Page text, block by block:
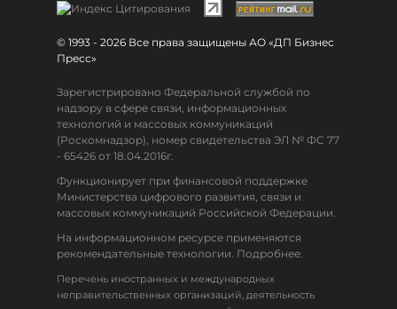
© 1993 - 2026 Все права защищены АО «ДП Бизнес
Пресс»
Зарегистрировано Федеральной службой по
надзору в сфере связи, информационных
технологий и массовых коммуникаций
(Роскомнадзор), номер свидетельства ЭЛ № ФС 77
- 65426 от 18.04.2016г.
Функционирует при финансовой поддержке
Министерства цифрового развития, связи и
массовых коммуникаций Российской Федерации.
На информационном ресурсе применяются
рекомендательные технологии. Подробнее.
Перечень иностранных и международных
неправительственных организаций, деятельность